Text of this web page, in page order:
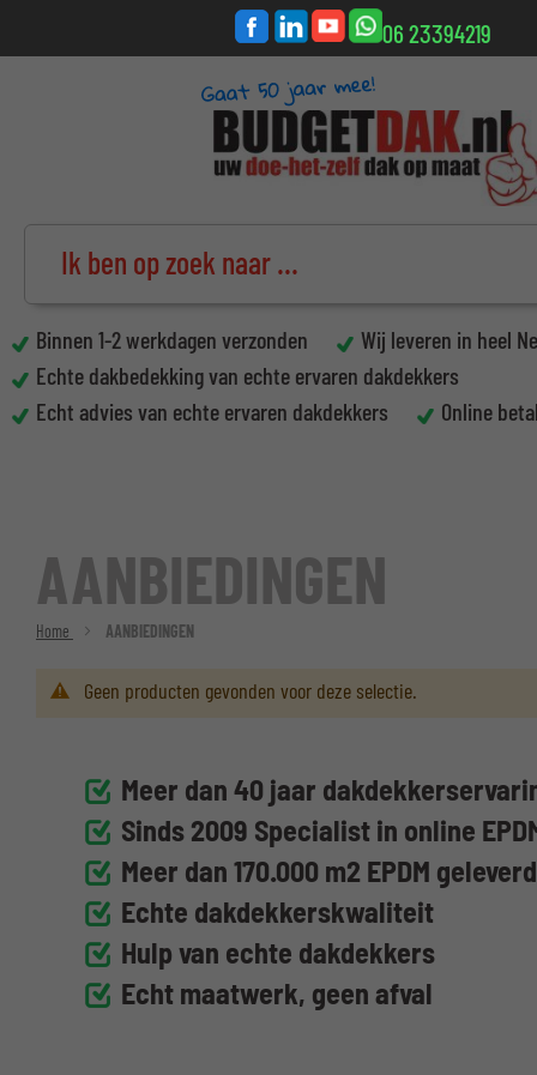
06 23394219
Binnen 1-2 werkdagen verzonden
Wij leveren in heel
Echte dakbedekking van echte ervaren dakdekkers
Echt advies van echte ervaren dakdekkers
Online
AANBIEDINGEN
Home AANBIEDINGEN
Geen producten gevonden voor deze selectie.
Meer dan 40 jaar
Sinds 2009 Specialist in online
Meer dan 170.000 m2 EPDM
Echte dakdekkerskwaliteit
Hulp van echte dakdekkers
Echt maatwerk, geen afval